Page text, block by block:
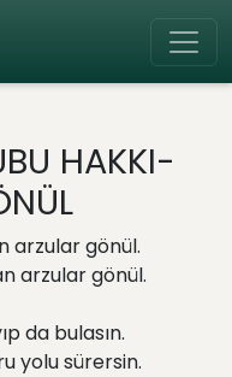
HAKKI-
arzular gönül.
arzular gönül.
da bulasın.
yolu sürersin.